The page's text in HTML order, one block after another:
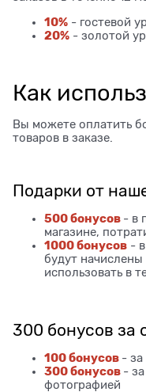
10% - гостевой
20% - золотой
Как
Вы можете оплатить
товаров в заказе.
Подарки от
500 бонусов - в
магазине,
1000 бонусов -
будут
использовать в
300 бонусов за
100 бонусов - за
300 бонусов -
фотографией